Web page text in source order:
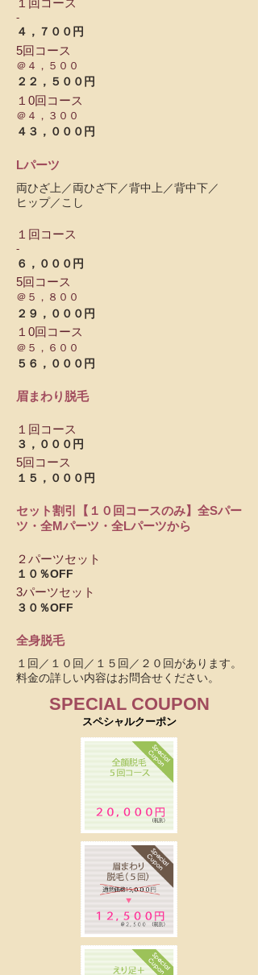
-
４，７００円
5回コース
＠４，５００
２２，５００円
１0回コース
＠４，３００
４３，０００円
両ひざ上／両ひざ下／背中上／背中下／
ヒップ／こし
１回コース
-
６，０００円
5回コース
＠５，８００
２９，０００円
１0回コース
＠５，６００
５６，０００円
Lパーツ
眉まわり脱毛
１回コース
３，０００円
5回コース
１５，０００円
セット割引【１０回コースのみ】全Sパー
ツ・全Mパーツ・全Lパーツから
２パーツセット
１０％OFF
3パーツセット
３０％OFF
全身脱毛
１回／１０回／１５回／２０回があります。
料金の詳しい内容はお問合せください。
SPECIAL COUPON
スペシャルクーポン